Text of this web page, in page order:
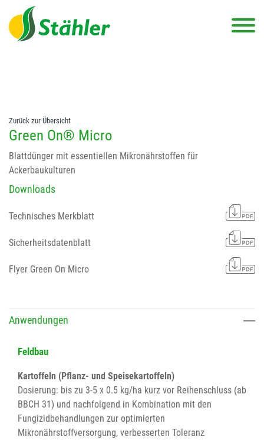
string(78) "Test 12 {FONT:12} // Dosierungen: test 123 dfasdf
asdfW134 245 34" string(62) "Test 12 {FONT:12} Dosierungen: test
123 dfasdf asdfW134 245 34"
Zurück zur Übersicht
Green On® Micro
Blattdünger mit essentiellen Mikronährstoffen für
Ackerbaukulturen
Downloads
Technisches Merkblatt
Sicherheitsdatenblatt
Flyer Green On Micro
Anwendungen
Feldbau
Kartoffeln (Pflanz- und Speisekartoffeln)
Dosierung: bis zu 3-5 x 0.5 kg/ha kurz vor Reihenschluss (ab
BBCH 31) und nachfolgend in Kombination mit den
Fungizidbehandlungen zur optimierten
Mikronährstoffversorgung, verbesserten Toleranz